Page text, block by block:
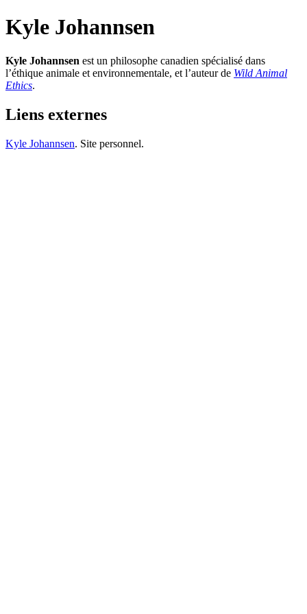
Kyle Johannsen
Kyle Johannsen est un philosophe canadien spécialisé dans
l’éthique animale et environnementale, et l’auteur de Wild Animal
Ethics.
Liens externes
Kyle Johannsen. Site personnel.